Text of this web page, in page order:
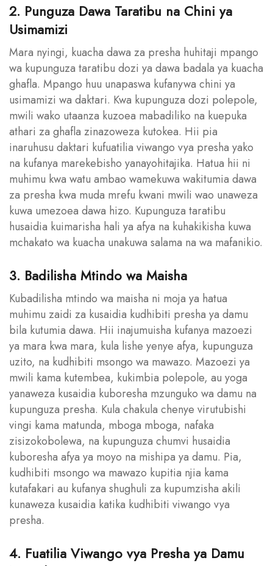
2. Punguza Dawa Taratibu na Chini ya
Usimamizi
Mara nyingi, kuacha dawa za presha huhitaji mpango
wa kupunguza taratibu dozi ya dawa badala ya kuacha
ghafla. Mpango huu unapaswa kufanywa chini ya
usimamizi wa daktari. Kwa kupunguza dozi polepole,
mwili wako utaanza kuzoea mabadiliko na kuepuka
athari za ghafla zinazoweza kutokea. Hii pia
inaruhusu daktari kufuatilia viwango vya presha yako
na kufanya marekebisho yanayohitajika. Hatua hii ni
muhimu kwa watu ambao wamekuwa wakitumia dawa
za presha kwa muda mrefu kwani mwili wao unaweza
kuwa umezoea dawa hizo. Kupunguza taratibu
husaidia kuimarisha hali ya afya na kuhakikisha kuwa
mchakato wa kuacha unakuwa salama na wa mafanikio.
3. Badilisha Mtindo wa Maisha
Kubadilisha mtindo wa maisha ni moja ya hatua
muhimu zaidi za kusaidia kudhibiti presha ya damu
bila kutumia dawa. Hii inajumuisha kufanya mazoezi
ya mara kwa mara, kula lishe yenye afya, kupunguza
uzito, na kudhibiti msongo wa mawazo. Mazoezi ya
mwili kama kutembea, kukimbia polepole, au yoga
yanaweza kusaidia kuboresha mzunguko wa damu na
kupunguza presha. Kula chakula chenye virutubishi
vingi kama matunda, mboga mboga, nafaka
zisizokobolewa, na kupunguza chumvi husaidia
kuboresha afya ya moyo na mishipa ya damu. Pia,
kudhibiti msongo wa mawazo kupitia njia kama
kutafakari au kufanya shughuli za kupumzisha akili
kunaweza kusaidia katika kudhibiti viwango vya
presha.
4. Fuatilia Viwango vya Presha ya Damu